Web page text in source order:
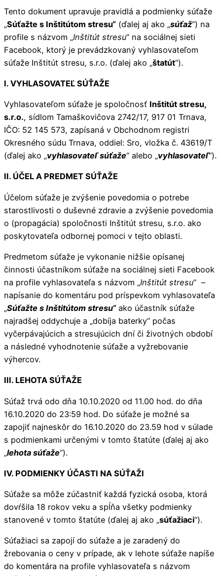
Tento dokument upravuje pravidlá a podmienky súťaže
„Súťažte s Inštitútom stresu“ (ďalej aj ako „súťaž“) na
profile s názvom „Inštitút stresu“ na sociálnej sieti
Facebook, ktorý je prevádzkovaný vyhlasovateľom
súťaže Inštitút stresu, s.r.o. (ďalej ako „štatút“).
I. VYHLASOVATEĽ SÚŤAŽE
Vyhlasovateľom súťaže je spoločnosť Inštitút stresu,
s.r.o., sídlom Tamaškovičova 2742/17, 917 01 Trnava,
IČO: 52 145 573, zapísaná v Obchodnom registri
Okresného súdu Trnava, oddiel: Sro, vložka č. 43619/T
(ďalej ako „vyhlasovateľ súťaže“ alebo „vyhlasovateľ“).
II. ÚČEL A PREDMET SÚŤAŽE
Účelom súťaže je zvýšenie povedomia o potrebe
starostlivosti o duševné zdravie a zvýšenie povedomia
o (propagácia) spoločnosti Inštitút stresu, s.r.o. ako
poskytovateľa odbornej pomoci v tejto oblasti.
Predmetom súťaže je vykonanie nižšie opísanej
činnosti účastníkom súťaže na sociálnej sieti Facebook
na profile vyhlasovateľa s názvom „Inštitút stresu“ –
napísanie do komentáru pod príspevkom vyhlasovateľa
„Súťažte s Inštitútom stresu“ako účastník súťaže
najradšej oddychuje a „dobíja baterky“ počas
vyčerpávajúcich a stresujúcich dní či životných období
a následné vyhodnotenie súťaže a vyžrebovanie
výhercov.
III. LEHOTA SÚŤAŽE
Súťaž trvá odo dňa 10.10.2020 od 11.00 hod. do dňa
16.10.2020 do 23:59 hod. Do súťaže je možné sa
zapojiť najneskôr do 16.10.2020 do 23.59 hod v súlade
s podmienkami určenými v tomto štatúte (ďalej aj ako
„lehota súťaže“).
IV. PODMIENKY ÚČASTI NA SÚŤAŽI
Súťaže sa môže zúčastniť každá fyzická osoba, ktorá
dovŕšila 18 rokov veku a spĺňa všetky podmienky
stanovené v tomto štatúte (ďalej aj ako „súťažiaci“).
Súťažiaci sa zapojí do súťaže a je zaradený do
žrebovania o ceny v prípade, ak v lehote súťaže napíše
do komentára na profile vyhlasovateľa s názvom